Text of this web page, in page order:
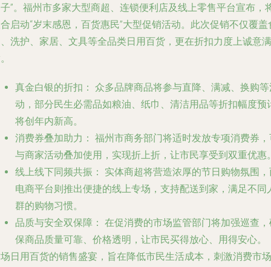
”。福州市多家大型商超、连锁便利店及线上零售平台宣布，
启动“岁末感恩，百货惠民”大型促销活动。此次促销不仅覆盖
洗护、家居、文具等全品类日用百货，更在折扣力度上诚意满
真金白银的折扣： 众多品牌商品将参与直降、满减、换购
动，部分民生必需品如粮油、纸巾、清洁用品等折扣幅度预
将创年内新高。
消费券叠加助力： 福州市商务部门将适时发放专项消费券
与商家活动叠加使用，实现折上折，让市民享受到双重优惠
线上线下同频共振：
实体商超将营造浓厚的节日购物氛围
电商平台则推出便捷的线上专场，支持配送到家，满足不同
群的购物习惯。
品质与安全双保障： 在促消费的市场监管部门将加强巡查
保商品质量可靠、价格透明，让市民买得放心、用得安心。
日用百货的销售盛宴，旨在降低市民生活成本，刺激消费市场